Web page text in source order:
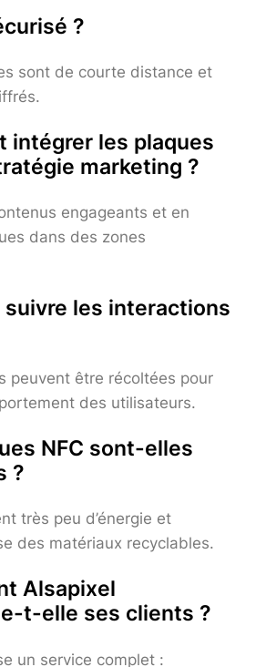
?
sont de courte distance et
intégrer les plaques
marketing ?
engageants et en
dans des zones
suivre les interactions
peuvent être récoltées pour
des utilisateurs.
NFC sont-elles
?
très peu d’énergie et
des matériaux recyclables.
Alsapixel
t-elle ses clients ?
un service complet :